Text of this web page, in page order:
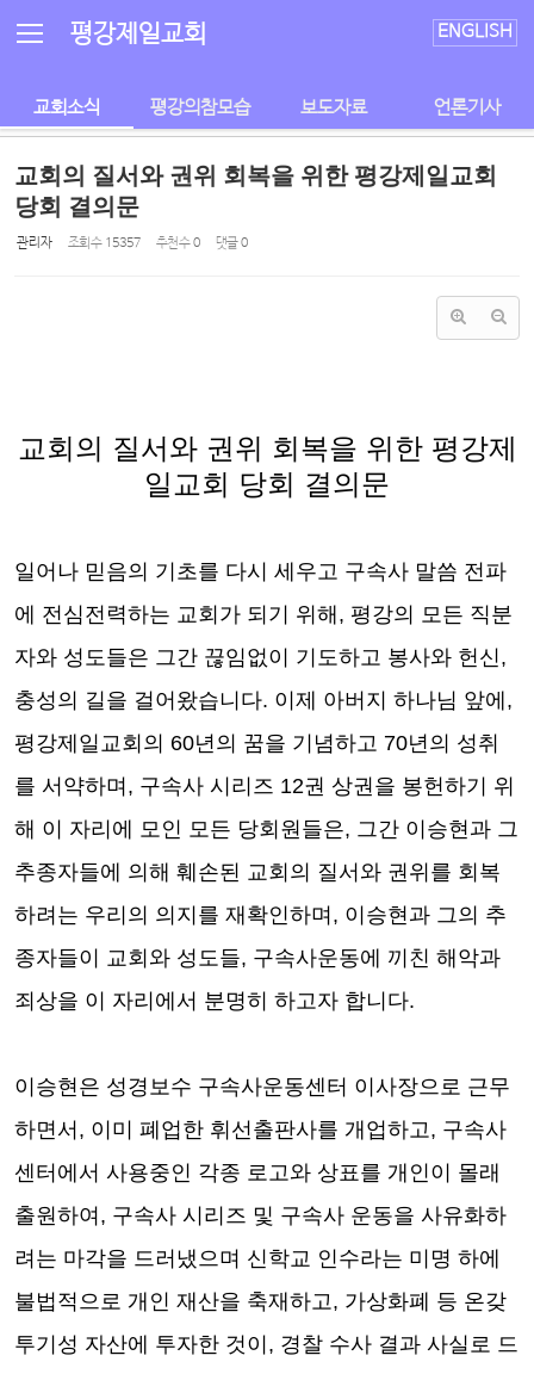
평강제일교회 ENGLISH
교회소식 평강의참모습 보도자료 언론기사
교회의 질서와 권위 회복을 위한 평강제일교회
당회 결의문
관리자 조회 수 15357 추천 수0 댓글0
교회의 질서와 권위 회복을 위한 평강제
일교회 당회 결의문
일어나 믿음의 기초를 다시 세우고 구속사 말씀 전파
에 전심전력하는 교회가 되기 위해 , 평강의 모든 직분
자와 성도들은 그간 끊임없이 기도하고 봉사와 헌신,
충성의 길을 걸어왔습니다. 이제 아버지 하나님 앞에 ,
평강제일교회의 60년의 꿈을 기념하고 70년의 성취
를 서약하며 , 구속사 시리즈 12권 상권을 봉헌하기 위
해 이 자리에 모인 모든 당회원들은, 그간 이승현과 그
추종자들에 의해 훼손된 교회의 질서와 권위를 회복
하려는 우리의 의지를 재확인하며 , 이승현과 그의 추
종자들이 교회와 성도들, 구속사운동에 끼친 해악과
죄상을 이 자리에서 분명히 하고자 합니다.
이승현은 성경보수 구속사운동센터 이사장으로 근무
하면서 , 이미 폐업한 휘선출판사를 개업하고, 구속사
센터에서 사용중인 각종 로고와 상표를 개인이 몰래
출원하여 , 구속사 시리즈 및 구속사 운동을 사유화하
려는 마각을 드러냈으며 신학교 인수라는 미명 하에
불법적으로 개인 재산을 축재하고, 가상화폐 등 온갖
투기성 자산에 투자한 것이 , 경찰 수사 결과 사실로 드